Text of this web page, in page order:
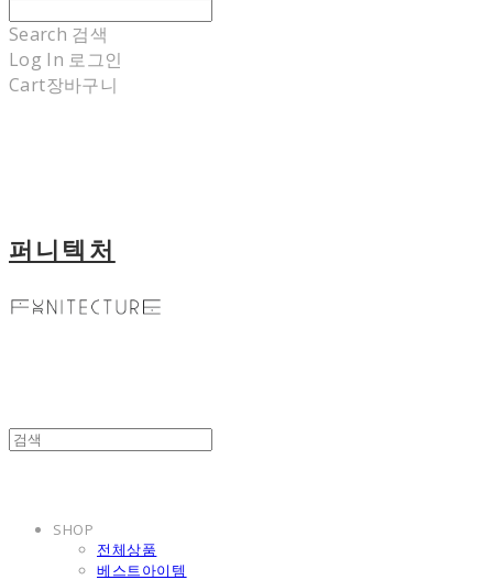
Search 검색
Log In 로그인
Cart장바구니
퍼니텍처
SHOP
전체상품
베스트아이템